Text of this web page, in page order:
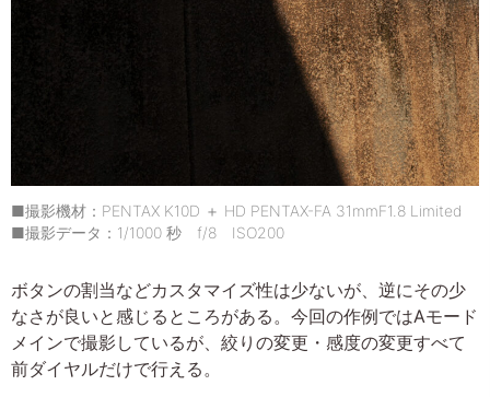
■撮影機材：PENTAX K10D ＋ HD PENTAX-FA 31mmF1.8 Limited
■撮影データ：1/1000 秒 f/8 ISO200
ボタンの割当などカスタマイズ性は少ないが、逆にその少
なさが良いと感じるところがある。今回の作例ではAモード
メインで撮影しているが、絞りの変更・感度の変更すべて
前ダイヤルだけで行える。